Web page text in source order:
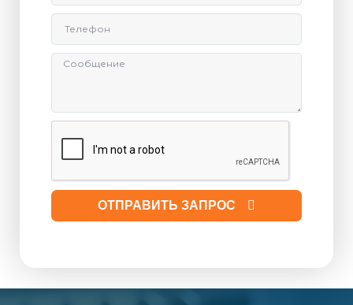
ОТПРАВИТЬ ЗАПРОС